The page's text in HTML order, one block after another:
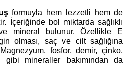
formuyla hem lezzetli hem de
İçeriğinde bol miktarda sağlıklı
mineral bulunur. Özellikle E
olması, saç ve cilt sağlığına
fosfor, demir, çinko,
mineraller bakımından da